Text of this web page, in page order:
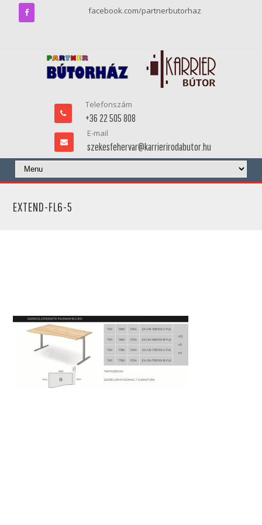
facebook.com/partnerbutorhaz
Telefonszám
+36 22 505 808
E-mail
szekesfehervar@karrierirodabutor.hu
EXTEND-FL6-5